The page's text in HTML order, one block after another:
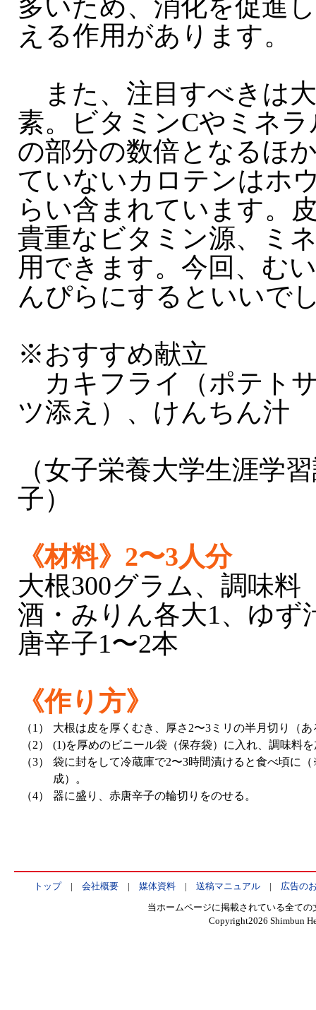
多いため、消化を促進
える作用があります。
また、注目すべきは
素。ビタミンCやミネ
の部分の数倍となるほ
ていないカロテンはホ
らい含まれています。
貴重なビタミン源、ミ
用できます。今回、む
んぴらにするといいで
※おすすめ献立
カキフライ（ポテト
ツ添え）、けんちん汁
（女子栄養大学生涯学
子）
《材料》2〜3人分
大根300グラム、調味料
酒・みりん各大1、ゆず
唐辛子1〜2本
《作り方》
（1）
大根は皮を厚くむき、厚さ2〜3ミリの半月切り（
（2）
(1)を厚めのビニール袋（保存袋）に入れ、調味料
（3）
袋に封をして冷蔵庫で2〜3時間漬けると食べ頃に
成）。
（4）
器に盛り、赤唐辛子の輪切りをのせる。
トップ| 会社概要| 媒体資料| 送稿マニュアル| 広告の
当ホームページに掲載されている全て
Copyright2026 Shimbun